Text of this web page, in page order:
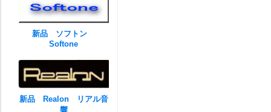
新品 ソフトン
Softone
新品 Realon リアル音
響